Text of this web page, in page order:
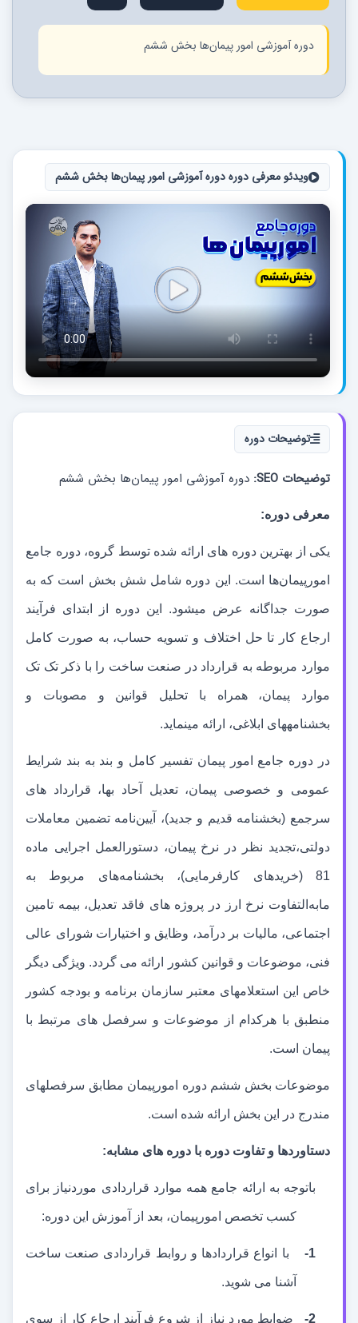
دوره آموزشی امور پیمان‌ها بخش ششم
ویدئو معرفی دوره دوره آموزشی امور پیمان‌ها بخش ششم
توضیحات دوره
توضیحات SEO: دوره آموزشی امور پیمان‌ها بخش ششم
معرفی دوره:
یکی از بهترین دوره های ارائه شده توسط گروه، دوره جامع
امورپیمانها است. این دوره شامل شش بخش است که به
صورت جداگانه عرض می شود. این دوره از ابتدای فرآیند
ارجاع کار تا حل اختلاف و تسویه حساب، به صورت کامل
موارد مربوطه به قرارداد در صنعت ساخت را با ذکر تک تک
موارد پیمان، همراه با تحلیل قوانین و مصوبات و
بخشنامههای ابلاغی، ارائه می نماید.
در دوره جامع امور پیمان تفسیر کامل و بند به بند شرایط
عمومی و خصوصی پیمان، تعدیل آحاد بها، قرارداد های
سرجمع (بخشنامه قدیم و جدید)، آییننامه تضمین معاملات
دولتی،تجدید نظر در نرخ پیمان، دستورالعمل اجرایی ماده
81 (خریدهای کارفرمایی)، بخشنامه های مربوط به
مابهالتفاوت نرخ ارز در پروژه های فاقد تعدیل، بیمه تامین
اجتماعی، مالیات بر درآمد، وظایق و اختیارات شورای عالی
فنی، موضوعات و قوانین کشور ارائه می گردد. ویژگی دیگر
خاص این استعلامهای معتبر سازمان برنامه و بودجه کشور
منطبق با هرکدام از موضوعات و سرفصل های مرتبط با
پیمان است.
موضوعات بخش ششم دوره امورپیمان مطابق سرفصلهای
مندرج در این بخش ارائه شده است.
دستاوردها و تفاوت دوره با دوره های مشابه:
باتوجه به ارائه جامع همه موارد قراردادی موردنیاز برای
کسب تخصص امورپیمان، بعد از آموزش این دوره:
با انواع قراردادها و روابط قراردادی صنعت ساخت
آشنا می شوید.
ضوابط مورد نیاز از شروع فرآیند ارجاع کار از سوی